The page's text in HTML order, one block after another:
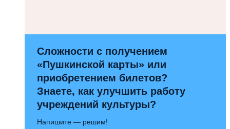
Сложности с получением
«Пушкинской карты» или
приобретением билетов?
Знаете, как улучшить работу
учреждений культуры?
Напишите — решим!